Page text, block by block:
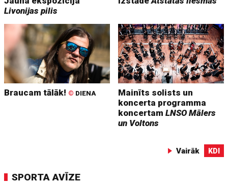
Livonijas pilis
Braucam tālāk! © DIENA
Mainīts solists un
koncerta programma
koncertamLNSO Mālers
un Voltons
Vairāk KDI
SPORTA AVĪZE